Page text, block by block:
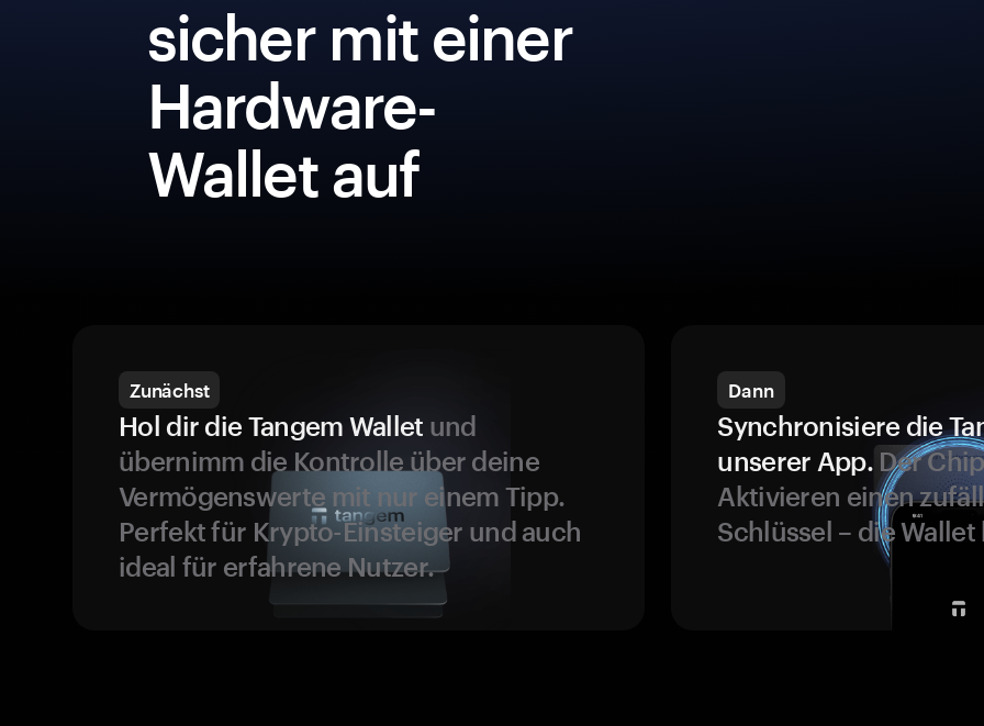
sicher mit einer
Hardware-
Wallet auf
Zunächst
Hol dir die Tangem Wallet und
übernimm die Kontrolle über deine
Vermögenswerte mit nur einem Tipp.
Perfekt für Krypto-Einsteiger und auch
ideal für erfahrene Nutzer.
Dann
Synchronisiere die
unserer App.Der
Aktivieren einen
Schlüssel – die